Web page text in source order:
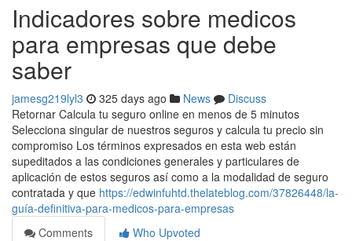
Indicadores sobre medicos
para empresas que debe
saber
jamesg219lyl3 325 days ago News
Discuss
Retornar Calcula tu seguro online en menos de 5 minutos
Selecciona singular de nuestros seguros y calcula tu precio sin
compromiso Los términos expresados en esta web están
supeditados a las condiciones generales y particulares de
aplicación de estos seguros así como a la modalidad de seguro
contratada y que https://edwinfuhtd.thelateblog.com/37826448/la-
guía-definitiva-para-medicos-para-empresas
Comments
Who Upvoted